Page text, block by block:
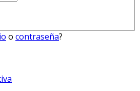
o contraseña?